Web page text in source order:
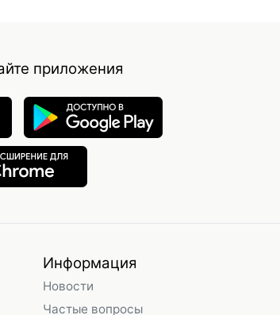
приложения
Информация
Новости
Частые вопросы